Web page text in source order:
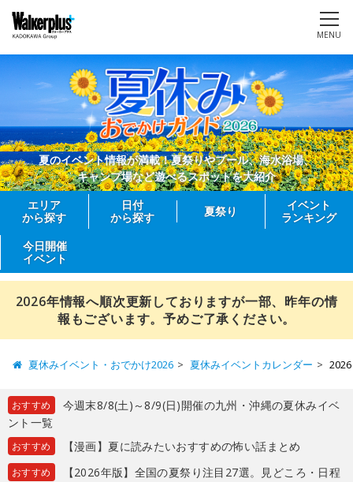
MENU
夏のイベント情報が満載！夏祭りやプール、海水浴場、
キャンプ場など遊べるスポットを大紹介
エリア
から探す
日付
から探す
夏祭り
イベント
ランキング
今日開催
イベント
2026年情報へ順次更新しておりますが一部、昨年の情
報もございます。予めご了承ください。
夏休みイベント・おでかけ2026 夏休みイベントカレンダー
おすすめ
今週末8/8(土)～8/9(日)開催の九州・沖縄の夏休みイベ
ント一覧
おすすめ 【漫画】夏に読みたいおすすめの怖い話まとめ
おすすめ
【2026年版】全国の夏祭り注目27選。見どころ・日程